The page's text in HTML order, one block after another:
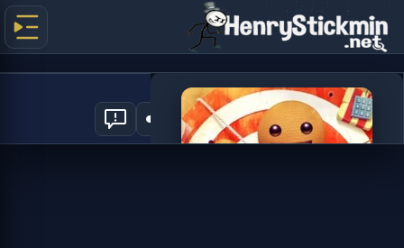
Kick the Buddy
1